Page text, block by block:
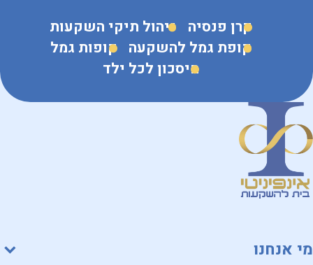
קרן פנסיה ניהול תיקי השקעות
קופת גמל להשקעה קופות גמל
חיסכון לכל ילד
מי אנחנו